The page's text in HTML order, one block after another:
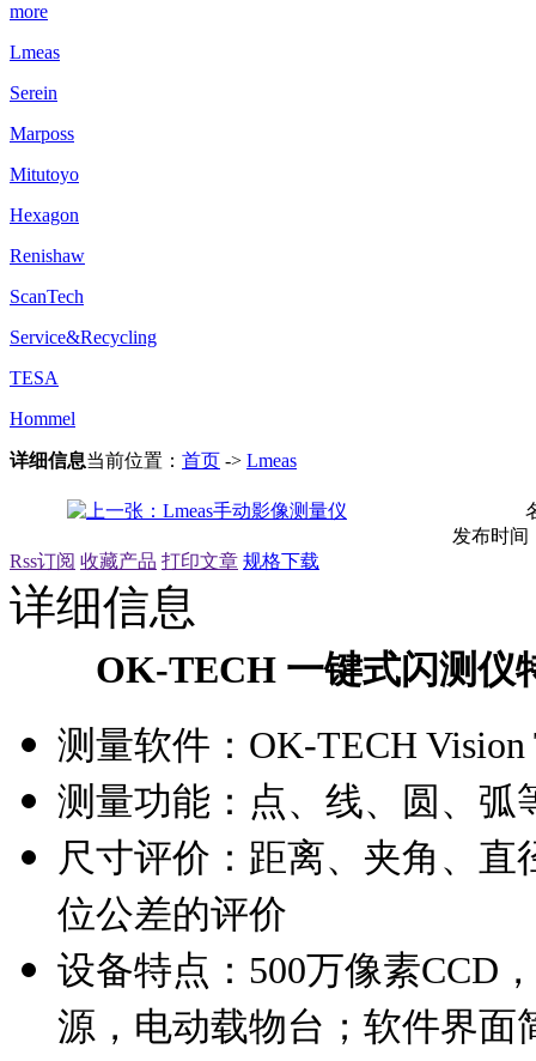
more
Lmeas
Serein
Marposs
Mitutoyo
Hexagon
Renishaw
ScanTech
Service&Recycling
TESA
Hommel
详细信息当前位置： 首页 -> Lmeas
发布时间
Rss订阅 收藏产品 打印文章 规格下载
详细信息
OK-TECH 一键式闪测仪
测量软件：OK-TECH Vision
测量功能：点、 线、圆、弧
尺寸评价：距离、夹角、
位公差的评价
设备特点： 500万像素CCD ，
源，电动载物台；软件界面